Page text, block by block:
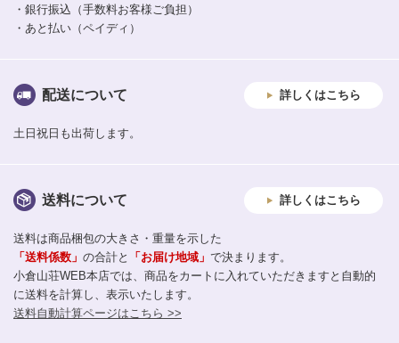
・銀行振込（手数料お客様ご負担）
・あと払い（ペイディ）
配送について 詳しくはこちら
土日祝日も出荷します。
送料について 詳しくはこちら
送料は商品梱包の大きさ・重量を示した
「送料係数」 の合計と 「お届け地域」 で決まります。
小倉山荘WEB本店では、商品をカートに入れていただきますと自動的
に送料を計算し、表示いたします。
送料自動計算ページはこちら >>